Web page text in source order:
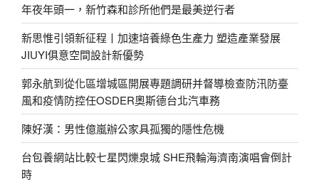
年夜年頭一，新竹森和診所他們是最美逆行者
新思惟引領新征程丨加速培養綠色生產力 塑造產業發展
JIUYI俱意空間設計新優勢
郭永航到從化區增城區開展專題調研并督導檢查防汛防臺
風和疫情防控任OSDER奧斯德台北汽車務
陳好漢：男性億嵐辦公家具孤獨的隱性危機
台包養網站比較七星閃爍泉城 SHE飛輪海濟南演唱會倒計
時